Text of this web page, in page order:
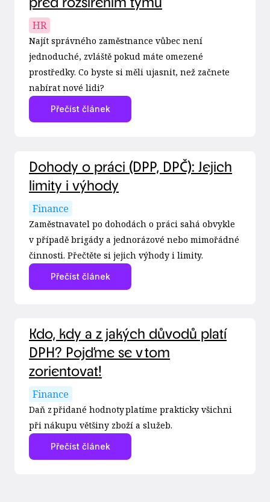
HR
Najít správného zaměstnance vůbec není
jednoduché, zvláště pokud máte omezené
prostředky. Co byste si měli ujasnit, než začnete
nabírat nové lidi?
Přečíst článek
Dohody o práci (DPP, DPČ): Jejich
limity i výhody
Finance
Zaměstnavatel po dohodách o práci sahá obvykle
v případě brigády a jednorázové nebo mimořádné
činnosti. Přečtěte si jejich výhody i limity.
Přečíst článek
Kdo, kdy a z jakých důvodů platí
DPH? Pojďme se v tom
zorientovat!
Finance
Daň z přidané hodnoty platíme prakticky všichni
při nákupu většiny zboží a služeb.
Přečíst článek